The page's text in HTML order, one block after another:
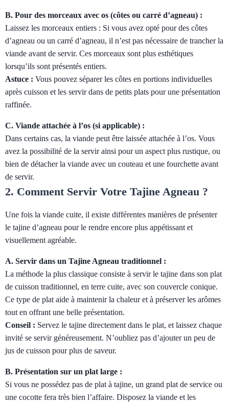
B. Pour des morceaux avec os (côtes ou carré d’agneau) :
Laissez les morceaux entiers : Si vous avez opté pour des côtes
d’agneau ou un carré d’agneau, il n’est pas nécessaire de trancher la
viande avant de servir. Ces morceaux sont plus esthétiques
lorsqu’ils sont présentés entiers.
Astuce : Vous pouvez séparer les côtes en portions individuelles
après cuisson et les servir dans de petits plats pour une présentation
raffinée.
C. Viande attachée à l’os (si applicable) :
Dans certains cas, la viande peut être laissée attachée à l’os. Vous
avez la possibilité de la servir ainsi pour un aspect plus rustique, ou
bien de détacher la viande avec un couteau et une fourchette avant
de servir.
2. Comment Servir Votre Tajine Agneau ?
Une fois la viande cuite, il existe différentes manières de présenter
le tajine d’agneau pour le rendre encore plus appétissant et
visuellement agréable.
A. Servir dans un Tajine Agneau traditionnel :
La méthode la plus classique consiste à servir le tajine dans son plat
de cuisson traditionnel, en terre cuite, avec son couvercle conique.
Ce type de plat aide à maintenir la chaleur et à préserver les arômes
tout en offrant une belle présentation.
Conseil : Servez le tajine directement dans le plat, et laissez chaque
invité se servir généreusement. N’oubliez pas d’ajouter un peu de
jus de cuisson pour plus de saveur.
B. Présentation sur un plat large :
Si vous ne possédez pas de plat à tajine, un grand plat de service ou
une cocotte fera très bien l’affaire. Disposez la viande et les